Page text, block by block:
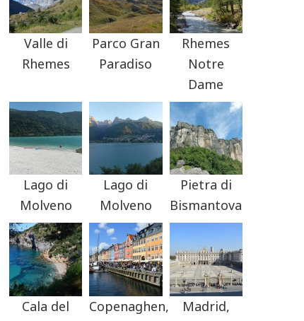
Valle di
Rhemes
Parco Gran
Paradiso
Rhemes
Notre
Dame
Lago di
Molveno
Lago di
Molveno
Pietra di
Bismantova
Cala del
Copenaghen,
Madrid,